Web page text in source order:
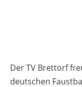
Der TV Brettorf
deutschen